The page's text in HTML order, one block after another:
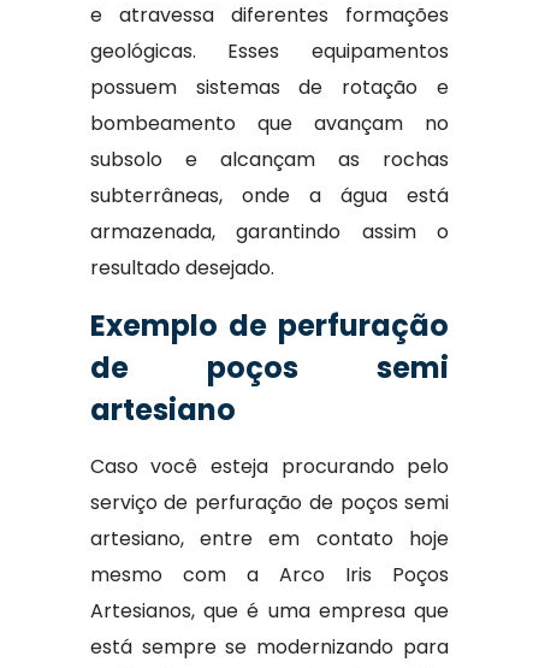
e atravessa diferentes formações
geológicas. Esses equipamentos
possuem sistemas de rotação e
bombeamento que avançam no
subsolo e alcançam as rochas
subterrâneas, onde a água está
armazenada, garantindo assim o
resultado desejado.
Exemplo de perfuração
de poços semi
artesiano
Caso você esteja procurando pelo
serviço de perfuração de poços semi
artesiano, entre em contato hoje
mesmo com a Arco Iris Poços
Artesianos, que é uma empresa que
está sempre se modernizando para